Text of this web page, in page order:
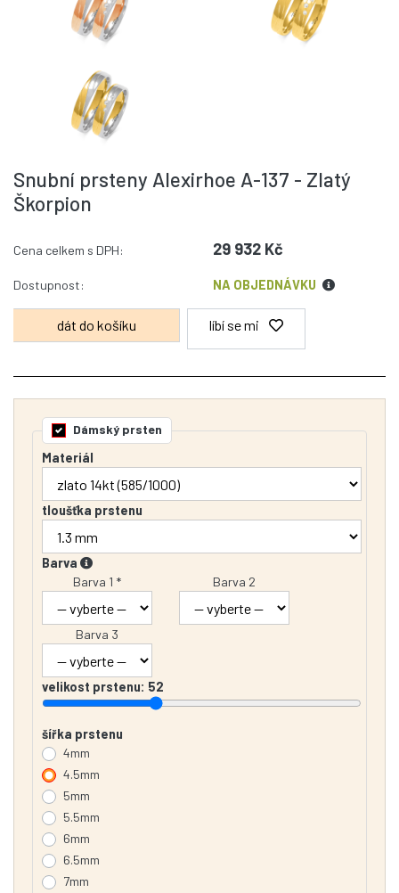
Snubní prsteny Alexirhoe A-137 - Zlatý
Škorpion
Cena celkem s DPH: 29 932 Kč
Dostupnost: NA OBJEDNÁVKU
líbí se mi
Dámský prsten
Materiál
tloušťka prstenu
Barva
Barva 1 *
Barva 2
Barva 3
velikost prstenu: 52
šířka prstenu
4mm
4.5mm
5mm
5.5mm
6mm
6.5mm
7mm